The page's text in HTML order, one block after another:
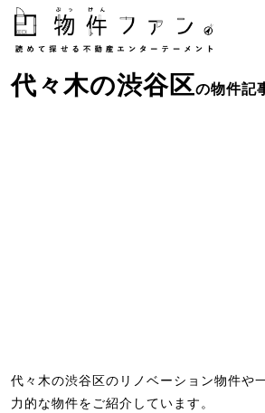
代々木の渋谷区の物件記
代々木の渋谷区のリノベーション物件や
力的な物件をご紹介しています。